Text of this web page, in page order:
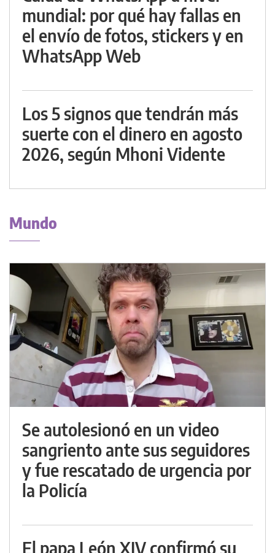
mundial: por qué hay fallas en
el envío de fotos, stickers y en
WhatsApp Web
Los 5 signos que tendrán más
suerte con el dinero en agosto
2026, según Mhoni Vidente
Mundo
Se autolesionó en un video
sangriento ante sus seguidores
y fue rescatado de urgencia por
la Policía
El papa León XIV confirmó su